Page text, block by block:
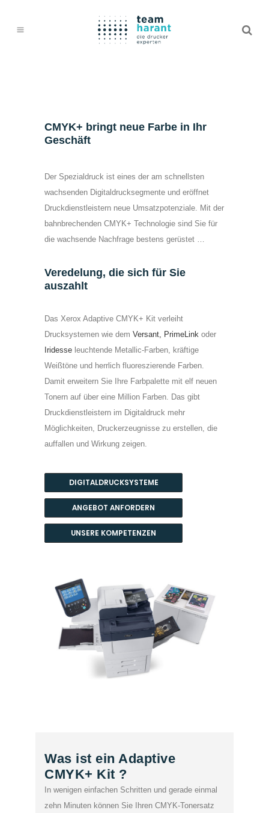
CMYK+ bringt neue Farbe in Ihr
Geschäft
Der Spezialdruck ist eines der am schnellsten
wachsenden Digitaldrucksegmente und eröffnet
Druckdienstleistern neue Umsatzpotenziale. Mit der
bahnbrechenden CMYK+ Technologie sind Sie für
die wachsende Nachfrage bestens gerüstet …
Veredelung, die sich für Sie
auszahlt
Das Xerox Adaptive CMYK+ Kit verleiht
Drucksystemen wie dem Versant, PrimeLink oder
Iridesse leuchtende Metallic-Farben, kräftige
Weißtöne und herrlich fluoreszierende Farben.
Damit erweitern Sie Ihre Farbpalette mit elf neuen
Tonern auf über eine Million Farben. Das gibt
Druckdienstleistern im Digitaldruck mehr
Möglichkeiten, Druckerzeugnisse zu erstellen, die
auffallen und Wirkung zeigen.
DIGITALDRUCKSYSTEME
ANGEBOT ANFORDERN
UNSERE KOMPETENZEN
Was ist ein Adaptive
CMYK+ Kit ?
In wenigen einfachen Schritten und gerade einmal
zehn Minuten können Sie Ihren CMYK-Tonersatz